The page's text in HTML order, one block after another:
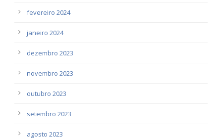
fevereiro 2024
janeiro 2024
dezembro 2023
novembro 2023
outubro 2023
setembro 2023
agosto 2023